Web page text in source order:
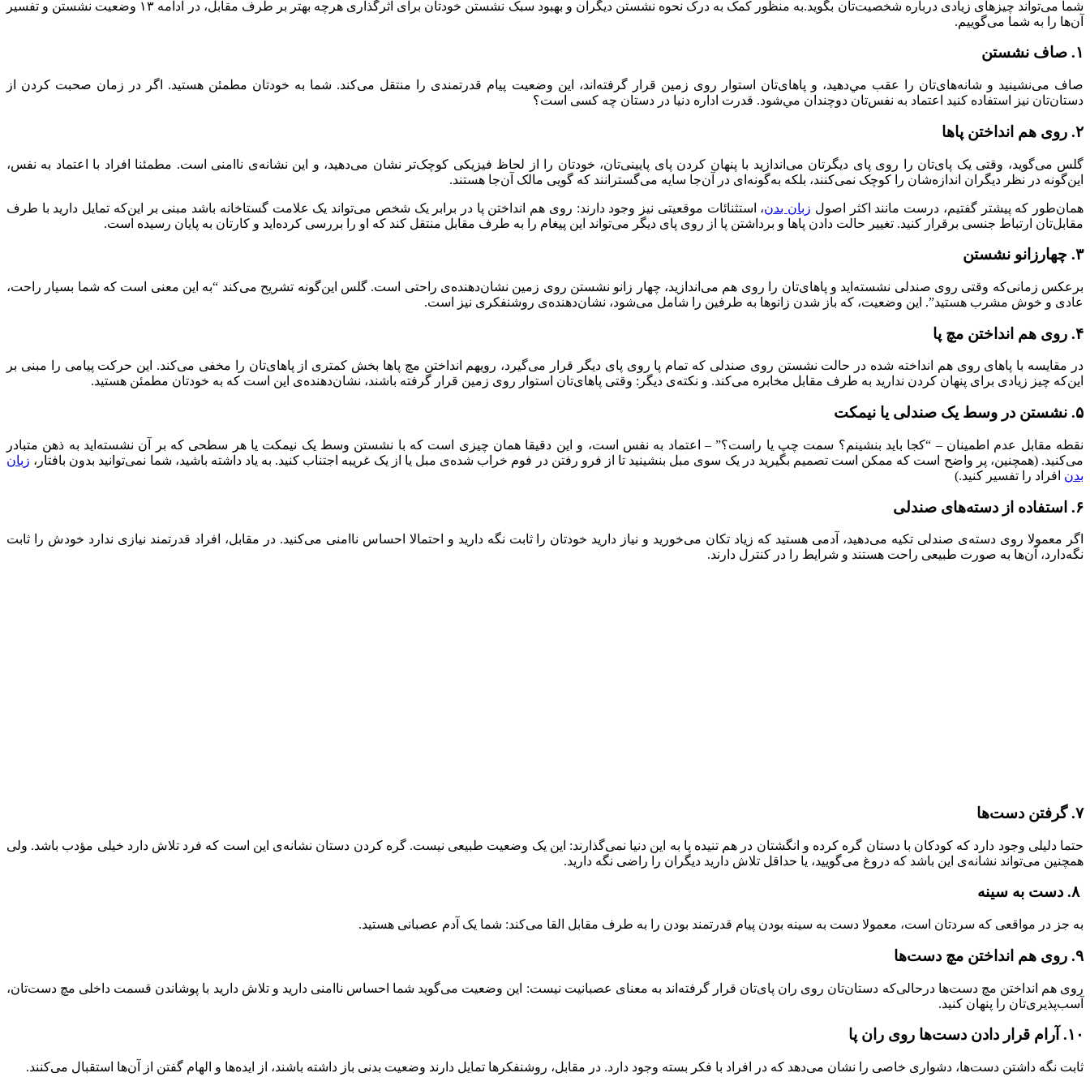
شما می‌تواند چیزهای زیادی درباره شخصیت‌تان بگوید.به منظور کمک به درک نحوه نشستن دیگران و بهبود سبک نشستن خودتان برای اثرگذاری هرچه بهتر بر طرف مقابل، در ادامه ۱۳ وضعیت نشستن و تفسیر
آن‌ها را به شما می‌گوییم.
۱. صاف نشستن
صاف می‌نشینید و شانه‌های‌تان را عقب مي‌دهید، و پاهای‌تان استوار روی زمین قرار گرفته‌اند، این وضعیت پیام قدرتمندی را منتقل می‌کند. شما به خودتان مطمئن هستید. اگر در زمان صحبت کردن از
دستان‌تان نیز استفاده کنید اعتماد به نفس‌تان دوچندان مي‌شود. قدرت اداره دنیا در دستان چه کسی است؟
۲. روی هم انداختن پاها
گلس می‌گوید، وقتی یک پای‌تان را روی پای دیگرتان می‌اندازید با پنهان کردن پای پایینی‌تان، خودتان را از لحاظ فیزیکی کوچک‌تر نشان می‌دهید، و این نشانه‌ی ناامنی است. مطمئنا افراد با اعتماد به نفس،
این‌گونه در نظر دیگران اندازه‌شان را کوچک نمی‌کنند، بلکه به‌گونه‌ای در آن‌جا سایه می‌گسترانند که گویی مالک آن‌جا هستند.
همان‌طور که پیشتر گفتیم، درست مانند اکثر اصول زبان بدن، استثنائات موقعیتی نیز وجود دارند: روی هم انداختن پا در برابر یک شخص می‌تواند یک علامت گستاخانه باشد مبنی بر این‌که تمایل دارید با طرف
مقابل‌تان ارتباط جنسی برقرار کنید. تغییر حالت دادن پاها و برداشتن پا از روی پای دیگر می‌تواند این پیغام را به طرف مقابل منتقل کند که او را بررسی کرده‌اید و کارتان به پایان رسیده است.
۳. چهارزانو نشستن
برعکس زمانی‌که وقتی روی صندلی نشسته‌اید و پاهای‌تان را روی هم می‌اندازید، چهار زانو نشستن روی زمین نشان‌دهنده‌ی راحتی است. گلس این‌گونه تشریح می‌کند “به این معنی است که شما بسیار راحت،
عادی و خوش مشرب هستید”. این وضعیت، که باز شدن زانوها به طرفین را شامل می‌شود، نشان‌دهنده‌ی روشنفکری نیز است.
۴. روی هم انداختن مچ پا
در مقایسه با پاهای روی هم انداخته شده در حالت نشستن روی صندلی که تمام پا روی پای دیگر قرار می‌گیرد، رویهم انداختن مچ پاها بخش کمتری از پاهای‌تان را مخفی می‌کند. این حرکت پیامی را مبنی بر
این‌که چیز زیادی برای پنهان کردن ندارید به طرف مقابل مخابره می‌کند. و نکته‌ی دیگر: وقتی پاهای‌تان استوار روی زمین قرار گرفته باشند، نشان‌دهنده‌ی این است که به خودتان مطمئن هستید.
۵. نشستن در وسط یک صندلی یا نیمکت
نقطه مقابل عدم اطمینان – “کجا باید بنشینم؟ سمت چپ یا راست؟” – اعتماد به نفس است، و این دقیقا همان چیزی است که با نشستن وسط یک نیمکت یا هر سطحی که بر آن نشسته‌اید به ذهن متبادر
می‌کنید. (همچنین، پر واضح است که ممکن است تصمیم بگیرید در یک سوی مبل بنشینید تا از فرو رفتن در فوم خراب شده‌ی مبل یا از یک غریبه اجتناب کنید. به یاد داشته باشید، شما نمی‌توانید بدون بافتار، زبان
بدن افراد را تفسیر کنید.)
۶. استفاده از دسته‌های صندلی
اگر معمولا روی دسته‌ی صندلی تکیه می‌دهید، آدمی هستید که زیاد تکان می‌خورید و نیاز دارید خودتان را ثابت نگه دارید و احتمالا احساس ناامنی می‌کنید. در مقابل، افراد قدرتمند نیازی ندارد خودش را ثابت
نگه‌دارد، آن‌ها به صورت طبیعی راحت هستند و شرایط را در کنترل دارند.
۷. گرفتن دست‌ها
حتما دلیلی وجود دارد که کودکان با دستان گره کرده و انگشتان در هم تنیده پا به این دنیا نمی‌گذارند: این یک وضعیت طبیعی نیست. گره کردن دستان نشانه‌ی این است که فرد تلاش دارد خیلی مؤدب باشد. ولی
همچنین می‌تواند نشانه‌ی این باشد که دروغ می‌گویید، یا حداقل تلاش دارید دیگران را راضی نگه دارید.
۸. دست به سینه
به جز در مواقعی که سردتان است، معمولا دست به سینه بودن پیام قدرتمند بودن را به طرف مقابل القا می‌کند: شما یک آدم عصبانی هستید.
۹. روی هم انداختن مچ دست‌ها
روی هم انداختن مچ دست‌ها درحالی‌که دستان‌تان روی ران پای‌تان قرار گرفته‌اند به معنای عصبانیت نیست: این وضعیت می‌گوید شما احساس ناامنی دارید و تلاش دارید با پوشاندن قسمت داخلی مچ دست‌تان،
آسب‌پذیری‌تان را پنهان کنید.
۱۰. آرام قرار دادن دست‌ها روی ران پا
ثابت نگه داشتن دست‌ها، دشواری خاصی را نشان می‌دهد که در افراد با فکر بسته وجود دارد. در مقابل، روشنفکرها تمایل دارند وضعیت بدنی باز داشته باشند، از ایده‌ها و الهام گفتن از آن‌ها استقبال می‌کنند.